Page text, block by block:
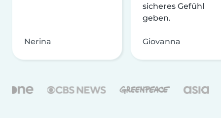
Nerina
sicheres Gefühl
geben.
Giovanna